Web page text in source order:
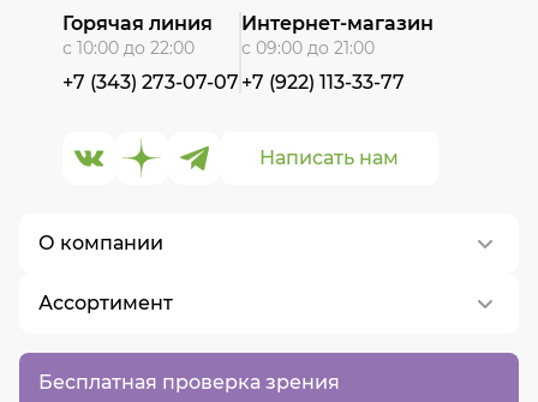
Бесплатная проверка зрения
О компании
О нас
Контакты
Вакансии
Ассортимент
Написать нам
Горячая линия
с 10:00 до 22:00
+7 (343) 273-07-07
Интернет-магазин
с 09:00 до 21:00
+7 (922) 113-33-77